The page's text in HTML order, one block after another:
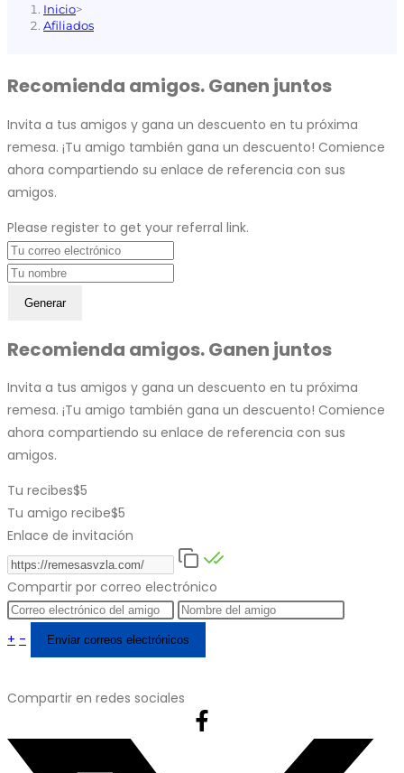
Inicio>
Afiliados
Recomienda amigos. Ganen juntos
Invita a tus amigos y gana un descuento en tu próxima
remesa. ¡Tu amigo también gana un descuento! Comience
ahora compartiendo su enlace de referencia con sus
amigos.
Please register to get your referral link.
Generar
Recomienda amigos. Ganen juntos
Invita a tus amigos y gana un descuento en tu próxima
remesa. ¡Tu amigo también gana un descuento! Comience
ahora compartiendo su enlace de referencia con sus
amigos.
Tu recibes$5
Tu amigo recibe$5
Enlace de invitación
Compartir por correo electrónico
+ -
Compartir en redes sociales